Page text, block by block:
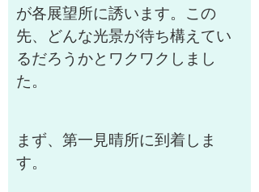
が各展望所に誘います。この
先、どんな光景が待ち構えてい
るだろうかとワクワクしまし
た。
まず、 第一見晴所に到着しま
す。